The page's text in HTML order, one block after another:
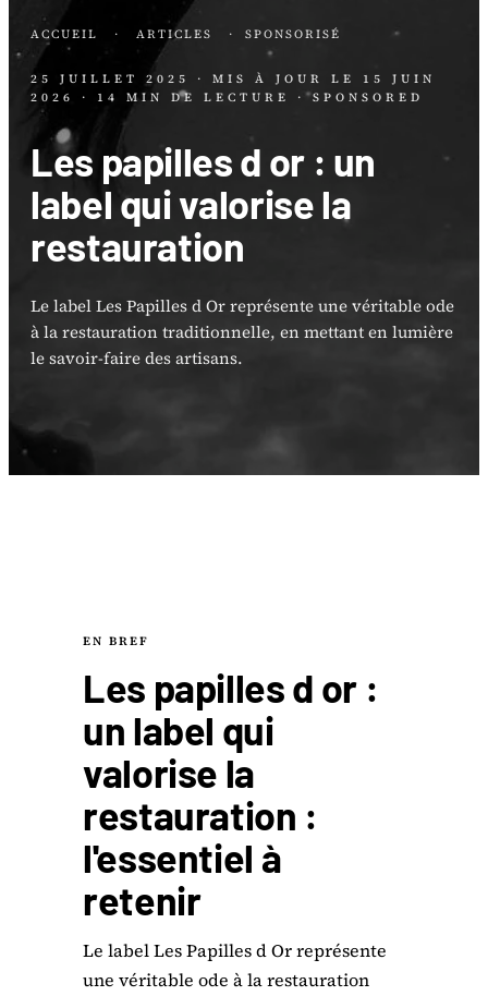
ACCUEIL · ARTICLES · SPONSORISÉ
25 JUILLET 2025 · MIS À JOUR LE 15 JUIN
2026
· 14 MIN DE LECTURE · SPONSORED
Les papilles d or : un
label qui valorise la
restauration
Le label Les Papilles d Or représente une véritable ode
à la restauration traditionnelle, en mettant en lumière
le savoir-faire des artisans.
EN BREF
Les papilles d or :
un label qui
valorise la
restauration :
l'essentiel à
retenir
Le label Les Papilles d Or représente
une véritable ode à la restauration